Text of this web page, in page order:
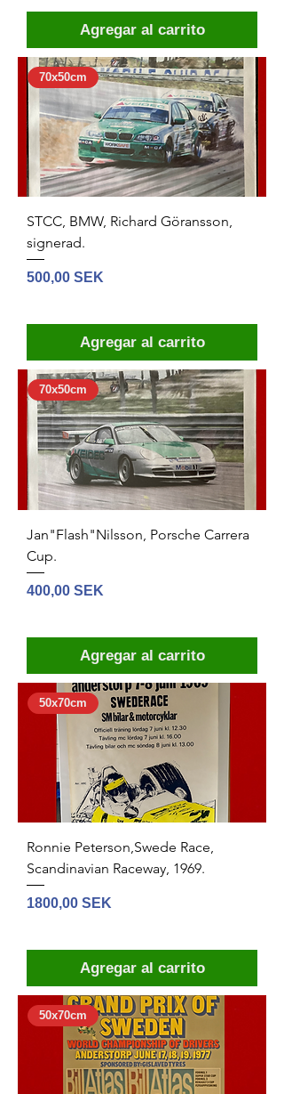
Agregar al carrito
70x50cm
STCC, BMW, Richard Göransson,
signerad.
Precio
500,00 SEK
Agregar al carrito
70x50cm
Jan"Flash"Nilsson, Porsche Carrera
Cup.
Precio
400,00 SEK
Agregar al carrito
50x70cm
Ronnie Peterson,Swede Race,
Scandinavian Raceway, 1969.
Precio
1800,00 SEK
Agregar al carrito
50x70cm